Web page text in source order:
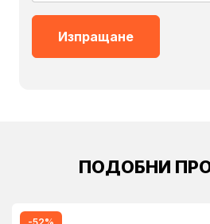
ПОДОБНИ